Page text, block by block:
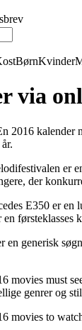
BørnKvinder
via
2016
er
der
E350 er
førsteklasses
en generisk
movies must
genrer og
movies to